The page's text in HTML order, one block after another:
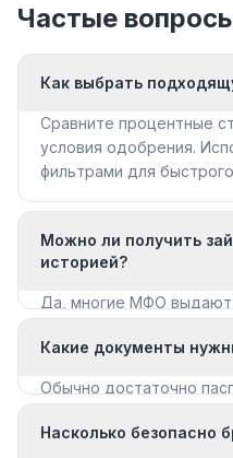
Частые
Как выбрать
Сравните процентные
условия одобрения.
фильтрами для
Можно ли получить
историей?
Да, многие МФО выдают
с плохой КИ».
Какие документы
Обычно достаточно
документы для крупных
Насколько безопасно